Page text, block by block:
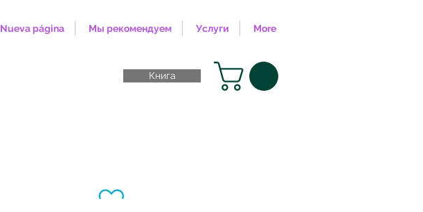
Nueva página Мы рекомендуем Услуги More
Книга